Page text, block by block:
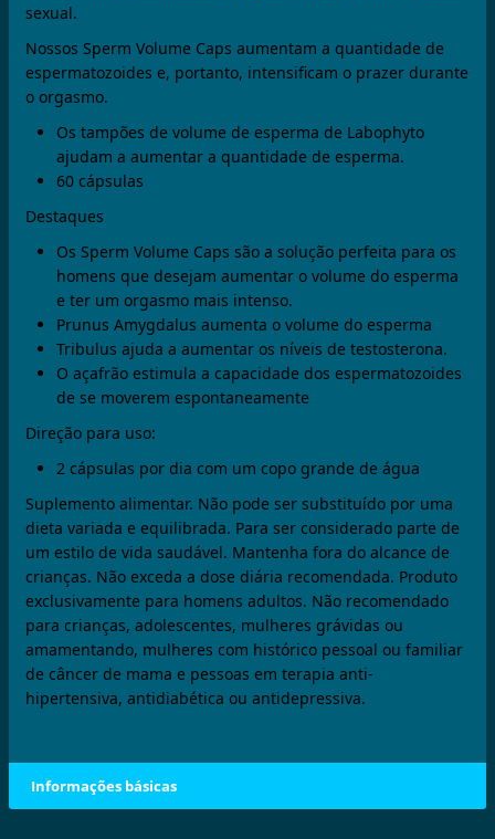
sexual.
Nossos Sperm Volume Caps aumentam a quantidade de
espermatozoides e, portanto, intensificam o prazer durante
o orgasmo.
Os tampões de volume de esperma de Labophyto
ajudam a aumentar a quantidade de esperma.
60 cápsulas
Destaques
Os Sperm Volume Caps são a solução perfeita para os
homens que desejam aumentar o volume do esperma
e ter um orgasmo mais intenso.
Prunus Amygdalus aumenta o volume do esperma
Tribulus ajuda a aumentar os níveis de testosterona.
O açafrão estimula a capacidade dos espermatozoides
de se moverem espontaneamente
Direção para uso:
2 cápsulas por dia com um copo grande de água
Suplemento alimentar. Não pode ser substituído por uma
dieta variada e equilibrada. Para ser considerado parte de
um estilo de vida saudável. Mantenha fora do alcance de
crianças. Não exceda a dose diária recomendada. Produto
exclusivamente para homens adultos. Não recomendado
para crianças, adolescentes, mulheres grávidas ou
amamentando, mulheres com histórico pessoal ou familiar
de câncer de mama e pessoas em terapia anti-
hipertensiva, antidiabética ou antidepressiva.
Informações básicas